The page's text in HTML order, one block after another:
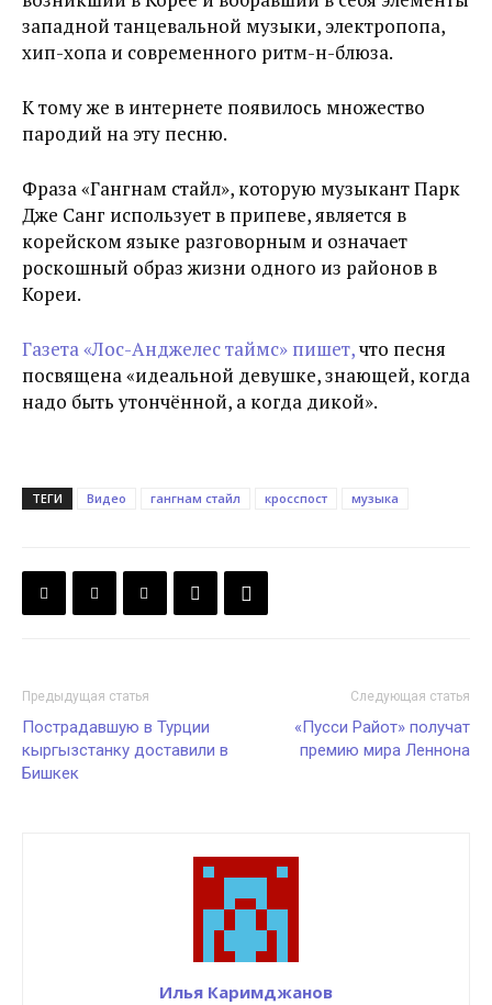
западной танцевальной музыки, электропопа,
хип-хопа и современного ритм-н-блюза.
К тому же в интернете появилось множество
пародий на эту песню.
Фраза «Гангнам стайл», которую музыкант Парк
Дже Санг использует в припеве, является в
корейском языке разговорным и означает
роскошный образ жизни одного из районов в
Кореи.
Газета «Лос-Анджелес таймс» пишет,что песня
посвящена «идеальной девушке, знающей, когда
надо быть утончённой, а когда дикой».
ТЕГИ Видео гангнам стайл кросспост музыка
Предыдущая статья
Пострадавшую в Турции
кыргызстанку доставили в
Бишкек
Следующая статья
«Пусси Райот» получат
премию мира Леннона
Илья Каримджанов